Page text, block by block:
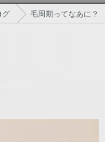
グ 毛周期ってなあに？